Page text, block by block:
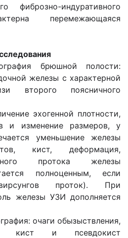
фиброзно-индуративного
перемежающаяся
брюшной полости:
железы с характерной
второго поясничного
эхогенной плотности,
и изменение размеров, у
уменьшение железы
кист, деформация,
протока железы
полноценным, если
вирсунгов проток). При
железы УЗИ дополняется
очаги обызыствления,
кист и псевдокист